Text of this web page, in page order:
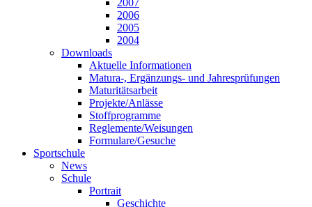
2007
2006
2005
2004
Downloads
Aktuelle Informationen
Matura-, Ergänzungs- und Jahresprüfungen
Maturitätsarbeit
Projekte/Anlässe
Stoffprogramme
Reglemente/Weisungen
Formulare/Gesuche
Sportschule
News
Schule
Portrait
Geschichte